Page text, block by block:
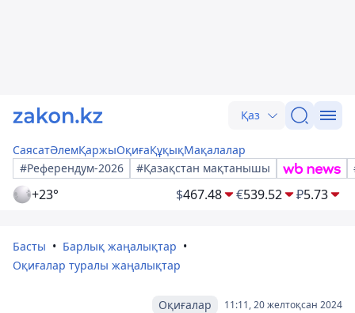
Қаз
СаясатӘлемҚаржыОқиғаҚұқықМақалалар
#Референдум-2026
#Қазақстан мақтанышы
+23° $467.48 €539.52 ₽5.73
Басты
Барлық жаңалықтар
Оқиғалар туралы жаңалықтар
11:11, 20 желтоқсан 2024
Оқиғалар